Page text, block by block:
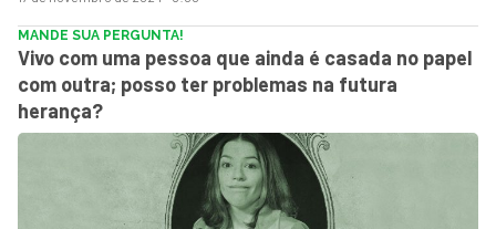
MANDE SUA PERGUNTA!
Vivo com uma pessoa que ainda é casada no papel
com outra; posso ter problemas na futura
herança?